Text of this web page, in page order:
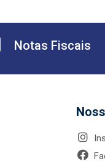
Notas Fiscais